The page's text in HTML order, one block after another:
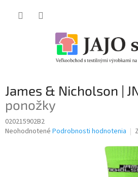
James & Nicholson |
ponožky
020215902B2
Priemerné
Neohodnotené Podrobnosti hodnotenia